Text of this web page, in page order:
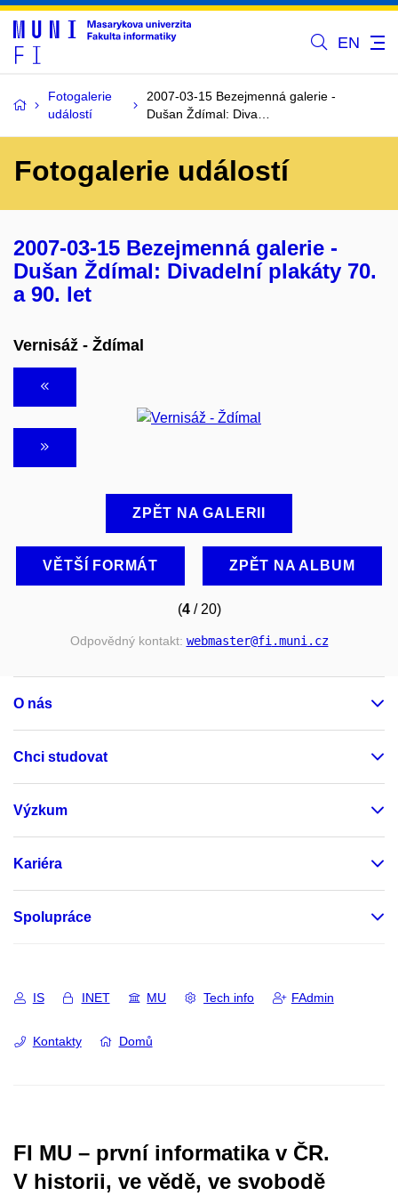
EN
Fotogalerie
událostí
2007-03-15 Bezejmenná galerie -
Dušan Ždímal: Diva…
Fotogalerie událostí
2007-03-15 Bezejmenná galerie -
Dušan Ždímal: Divadelní plakáty 70.
a 90. let
Vernisáž - Ždímal
ZPĚT NA GALERII
VĚTŠÍ FORMÁT ZPĚT NA ALBUM
(4/ 20)
Odpovědný kontakt: webmaster@fi.muni.cz
O nás
Chci studovat
Výzkum
Kariéra
Spolupráce
IS INET MU Tech info FAdmin
Kontakty Domů
FI MU – první informatika v ČR.
V historii, ve vědě, ve svobodě